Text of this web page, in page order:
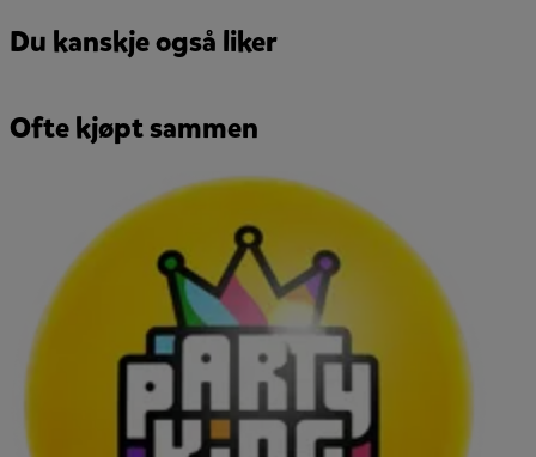
Du kanskje også liker
Ofte kjøpt sammen